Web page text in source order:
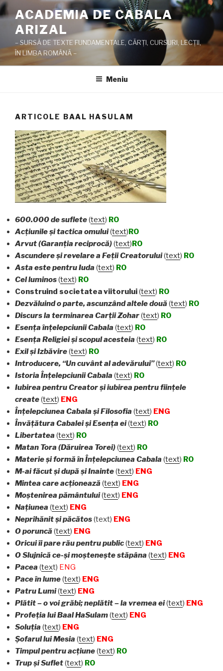
Sari
la
conținut
ACADEMIA DE CABALA
ARIZAL
– SURSĂ DE TEXTE FUNDAMENTALE, CĂRŢI, CURSURI, LECŢII,
ÎN LIMBA ROMÂNĂ –
Meniu
ARTICOLE BAAL HASULAM
600.000 de suflete(text) RO
Acţiunile şi tactica omului(text)RO
Arvut (Garanţia reciprocă)(text)RO
Ascundere şi revelare a Feţii Creatorului(text) RO
Asta este pentru Iuda (text) RO
Cel luminos(text) RO
Construind societatea viitorului(text) RO
Dezvăluind o parte, ascunzând altele două (text) RO
Discurs la terminarea Carţii Zohar(text) RO
Esenţa înţelepciunii Cabala (text) RO
Esenţa Religiei şi scopul acesteia (text) RO
Exil şi Izbăvire(text) RO
Introducere, “Un cuvânt al adevărului”(text) RO
Istoria Înţelepciunii Cabala (text) RO
Iubirea pentru Creator şi iubirea pentru fiinţele
create(text) ENG
Înţelepciunea Cabala şi Filosofia (text) ENG
Învăţătura Cabalei şi Esenţa ei(text) RO
Libertatea (text) RO
Matan Tora (Dăruirea Torei)(text) RO
Materie şi formă în Înţelepciunea Cabala (text) RO
M-ai făcut şi după şi Inainte(text) ENG
Mintea care acţionează (text) ENG
Moştenirea pământului(text) ENG
Naţiunea (text) ENG
Neprihănit şi păcătos(text) ENG
O poruncă (text) ENG
Oricui îi pare rău pentru public(text) ENG
O Slujnică ce-şi moşteneşte stăpâna (text) ENG
Pacea (text) ENG
Pace în lume(text) ENG
Patru Lumi(text) ENG
Plătit – o voi grăbi; neplătit– la vremea ei(text) ENG
Profeţia lui Baal HaSulam(text) ENG
Soluţia (text) ENG
Şofarul lui Mesia (text) ENG
Timpul pentru acţiune(text) RO
Trup şi Suflet(text) RO